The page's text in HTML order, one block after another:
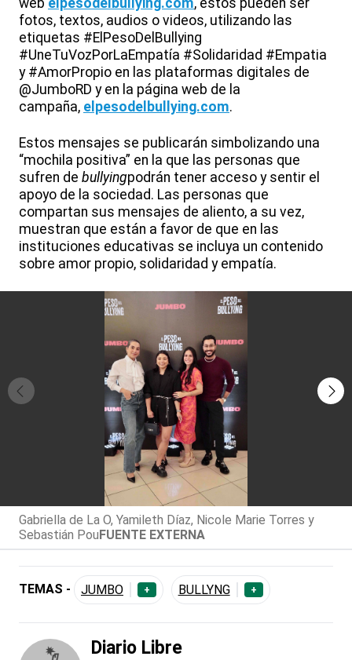
web elpesodelbullying.com, estos pueden ser
fotos, textos, audios o videos, utilizando las
etiquetas #ElPesoDelBullying
#UneTuVozPorLaEmpatía #Solidaridad #Empatia
y #AmorPropio en las plataformas digitales de
@JumboRD y en la página web de la
campaña, elpesodelbullying.com.
Estos mensajes se publicarán simbolizando una
“mochila positiva” en la que las personas que
sufren de bullyingpodrán tener acceso y sentir el
apoyo de la sociedad. Las personas que
compartan sus mensajes de aliento, a su vez,
muestran que están a favor de que en las
instituciones educativas se incluya un contenido
sobre amor propio, solidaridad y empatía.
Gabriella de La O, Yamileth Díaz, Nicole Marie Torres y
Sebastián PouFUENTE EXTERNA
TEMAS - JUMBO + BULLYNG +
Diario Libre